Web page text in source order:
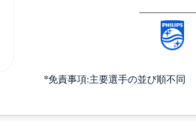
*免責事項:主要選手の並び順不同